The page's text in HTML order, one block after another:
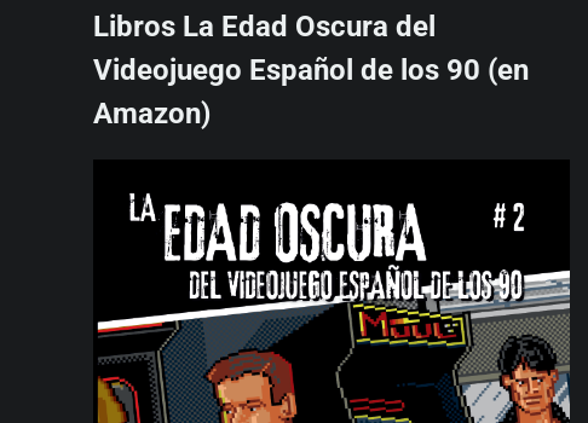
Libros La Edad Oscura del
Videojuego Español de los 90 (en
Amazon)